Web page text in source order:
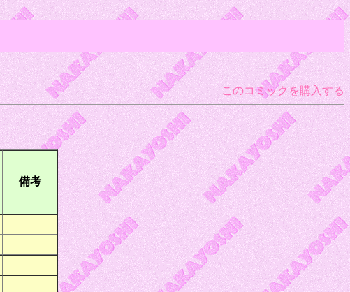
このコミックを購入する
備考